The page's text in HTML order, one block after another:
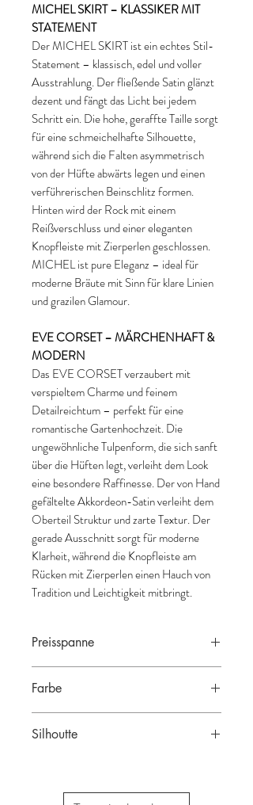
MICHEL SKIRT – KLASSIKER MIT
STATEMENT
Der MICHEL SKIRT ist ein echtes Stil-
Statement – klassisch, edel und voller
Ausstrahlung. Der fließende Satin glänzt
dezent und fängt das Licht bei jedem
Schritt ein. Die hohe, geraffte Taille sorgt
für eine schmeichelhafte Silhouette,
während sich die Falten asymmetrisch
von der Hüfte abwärts legen und einen
verführerischen Beinschlitz formen.
Hinten wird der Rock mit einem
Reißverschluss und einer eleganten
Knopfleiste mit Zierperlen geschlossen.
MICHEL ist pure Eleganz – ideal für
moderne Bräute mit Sinn für klare Linien
und grazilen Glamour.
EVE CORSET – MÄRCHENHAFT &
MODERN
Das EVE CORSET verzaubert mit
verspieltem Charme und feinem
Detailreichtum – perfekt für eine
romantische Gartenhochzeit. Die
ungewöhnliche Tulpenform, die sich sanft
über die Hüften legt, verleiht dem Look
eine besondere Raffinesse. Der von Hand
gefältelte Akkordeon-Satin verleiht dem
Oberteil Struktur und zarte Textur. Der
gerade Ausschnitt sorgt für moderne
Klarheit, während die Knopfleiste am
Rücken mit Zierperlen einen Hauch von
Tradition und Leichtigkeit mitbringt.
Preisspanne
Farbe
Silhoutte